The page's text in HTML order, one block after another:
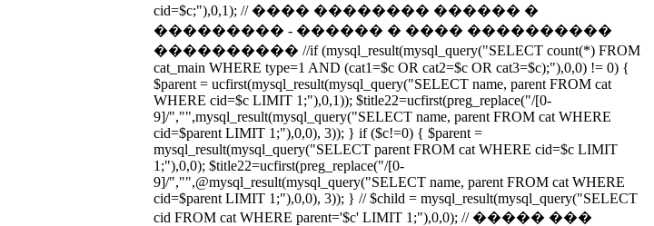
cid=$c;"),0,1); // ���� �������� ������ �
��������� - ������ � ���� ����������
���������� //if (mysql_result(mysql_query("SELECT count(*) FROM
cat_main WHERE type=1 AND (cat1=$c OR cat2=$c OR cat3=$c);"),0,0) != 0) {
$parent = ucfirst(mysql_result(mysql_query("SELECT name, parent FROM cat
WHERE cid=$c LIMIT 1;"),0,1)); $title22=ucfirst(preg_replace("/[0-
9]/","",mysql_result(mysql_query("SELECT name, parent FROM cat WHERE
cid=$parent LIMIT 1;"),0,0), 3)); } if ($c!=0) { $parent =
mysql_result(mysql_query("SELECT parent FROM cat WHERE cid=$c LIMIT
1;"),0,0); $title22=ucfirst(preg_replace("/[0-
9]/","",@mysql_result(mysql_query("SELECT name, parent FROM cat WHERE
cid=$parent LIMIT 1;"),0,0), 3)); } // $child = mysql_result(mysql_query("SELECT
cid FROM cat WHERE parent='$c' LIMIT 1;"),0,0); // ����� ���